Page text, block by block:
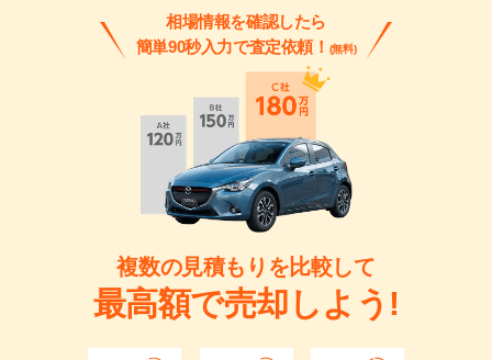
相場情報を確認したら
簡単90秒入力で査定依頼！ (無料)
複数の見積もりを比較して
最高額で売却しよう!